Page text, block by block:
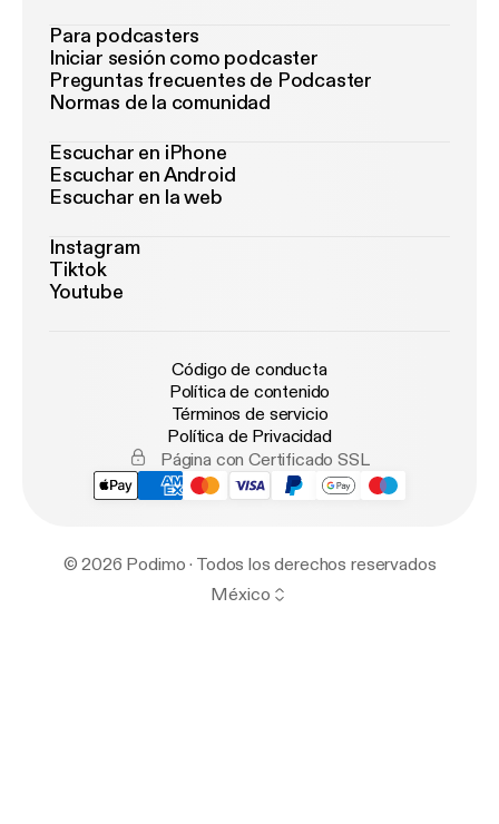
Para podcasters
Iniciar sesión como podcaster
Preguntas frecuentes de Podcaster
Normas de la comunidad
Escuchar en iPhone
Escuchar en Android
Escuchar en la web
Instagram
Tiktok
Youtube
Código de conducta
Política de contenido
Términos de servicio
Política de Privacidad
Página con Certificado SSL
© 2026 Podimo · Todos los derechos reservados
México